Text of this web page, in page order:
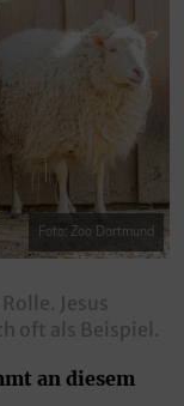
Foto: Zoo Dortmund
Jesus
oft als Beispiel.
an diesem